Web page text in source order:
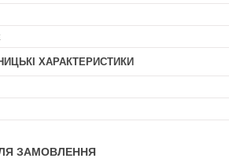
ХАРАКТЕРИСТИКИ
ЗАМОВЛЕННЯ